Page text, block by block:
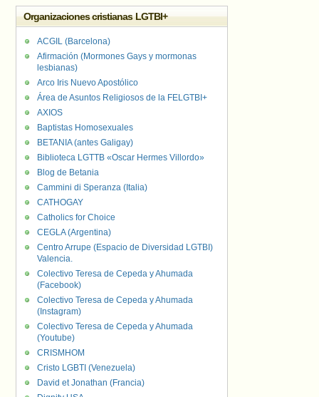
Organizaciones cristianas LGTBI+
ACGIL (Barcelona)
Afirmación (Mormones Gays y mormonas
lesbianas)
Arco Iris Nuevo Apostólico
Área de Asuntos Religiosos de la FELGTBI+
AXIOS
Baptistas Homosexuales
BETANIA (antes Galigay)
Biblioteca LGTTB «Oscar Hermes Villordo»
Blog de Betania
Cammini di Speranza (Italia)
CATHOGAY
Catholics for Choice
CEGLA (Argentina)
Centro Arrupe (Espacio de Diversidad LGTBI)
Valencia.
Colectivo Teresa de Cepeda y Ahumada
(Facebook)
Colectivo Teresa de Cepeda y Ahumada
(Instagram)
Colectivo Teresa de Cepeda y Ahumada
(Youtube)
CRISMHOM
Cristo LGBTI (Venezuela)
David et Jonathan (Francia)